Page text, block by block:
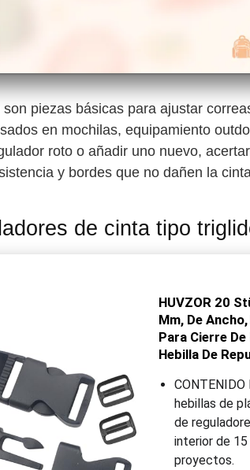
piezas básicas para ajustar
en mochilas, equipamiento
roto o añadir uno nuevo,
y bordes que no dañen la
de cinta tipo
HUVZOR 20
Mm, De
Para Cierre
Hebilla De
hebillas de
de
interior de
proyectos.